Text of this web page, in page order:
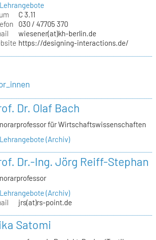
C 3.11
030 / 47705 370
wiesener(at)kh-berlin.de
https://designing-interactions.de/
Dr. Olaf Bach
für Wirtschaftswissenschaften
(Archiv)
Dr.-Ing. Jörg Reiff-Stephan
(Archiv)
jrs(at)rs-point.de
Satomi